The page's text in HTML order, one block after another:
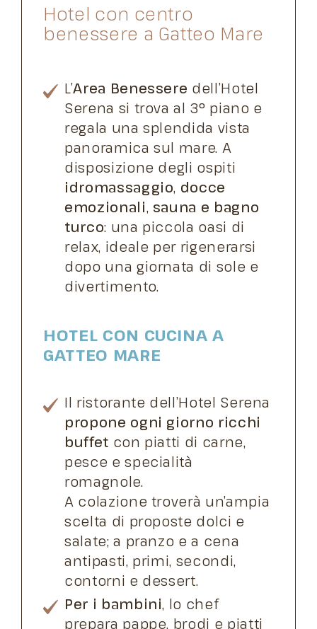
Hotel con centro
benessere a Gatteo Mare
L’Area Benessere dell’Hotel
Serena si trova al 3° piano e
regala una splendida vista
panoramica sul mare. A
disposizione degli ospiti
idromassaggio, docce
emozionali, sauna e bagno
turco: una piccola oasi di
relax, ideale per rigenerarsi
dopo una giornata di sole e
divertimento.
HOTEL CON CUCINA A
GATTEO MARE
Il ristorante dell’Hotel Serena
propone ogni giorno ricchi
buffet con piatti di carne,
pesce e specialità
romagnole.
A colazione troverà un’ampia
scelta di proposte dolci e
salate; a pranzo e a cena
antipasti, primi, secondi,
contorni e dessert.
Per i bambini, lo chef
prepara pappe, brodi e piatti